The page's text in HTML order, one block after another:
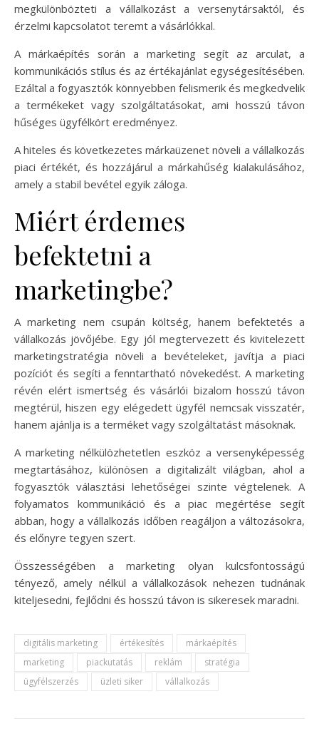
megkülönbözteti a vállalkozást a versenytársaktól, és
érzelmi kapcsolatot teremt a vásárlókkal.
A márkaépítés során a marketing segít az arculat, a
kommunikációs stílus és az értékajánlat egységesítésében.
Ezáltal a fogyasztók könnyebben felismerik és megkedvelik
a termékeket vagy szolgáltatásokat, ami hosszú távon
hűséges ügyfélkört eredményez.
A hiteles és következetes márkaüzenet növeli a vállalkozás
piaci értékét, és hozzájárul a márkahűség kialakulásához,
amely a stabil bevétel egyik záloga.
Miért érdemes
befektetni a
marketingbe?
A marketing nem csupán költség, hanem befektetés a
vállalkozás jövőjébe. Egy jól megtervezett és kivitelezett
marketingstratégia növeli a bevételeket, javítja a piaci
pozíciót és segíti a fenntartható növekedést. A marketing
révén elért ismertség és vásárlói bizalom hosszú távon
megtérül, hiszen egy elégedett ügyfél nemcsak visszatér,
hanem ajánlja is a terméket vagy szolgáltatást másoknak.
A marketing nélkülözhetetlen eszköz a versenyképesség
megtartásához, különösen a digitalizált világban, ahol a
fogyasztók választási lehetőségei szinte végtelenek. A
folyamatos kommunikáció és a piac megértése segít
abban, hogy a vállalkozás időben reagáljon a változásokra,
és előnyre tegyen szert.
Összességében a marketing olyan kulcsfontosságú
tényező, amely nélkül a vállalkozások nehezen tudnának
kiteljesedni, fejlődni és hosszú távon is sikeresek maradni.
digitális marketing értékesítés
márkaépítés
marketing
piackutatás reklám
stratégia
ügyfélszerzés
üzleti siker vállalkozás